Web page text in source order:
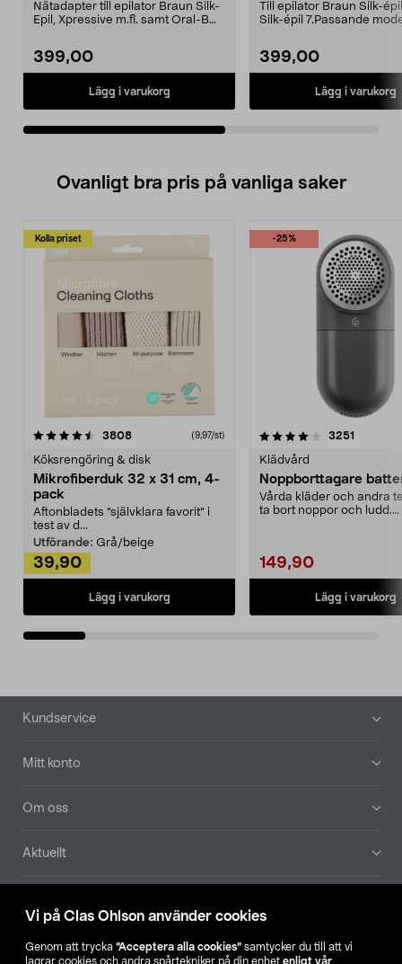
Vi på Clas Ohlson använder cookies
Genom att trycka ”Acceptera alla cookies” samtycker du till att vi
lagrar cookies och andra spårtekniker på din enhet enligt vår
Nätadapter till epilator Braun Silk-
Epil, Xpressive m.fl. samt Oral-B
399,00
Lägg i varukorg
Till epilator Braun Silk-
Silk-épil 7.Passande
399,00
Lägg i varukorg
Ovanligt bra pris på vanliga saker
Kolla priset
3808recensioner (9,97/st)
Köksrengöring & disk
Mikrofiberduk 32 x 31 cm, 4-
pack
Aftonbladets "självklara favorit” i
test av d...
Utförande: Grå/beige
39,90
Lägg i varukorg
-25%
4.0av 5 stjärnor 3251
Klädvård
Noppborttagare
Vårda kläder och andra
ta bort noppor och ludd.
149,90
Lägg i varukorg
4.5av 5 stjärnor
Sidfot
Kundservice
Mitt konto
Om oss
Aktuellt
Hitta butik